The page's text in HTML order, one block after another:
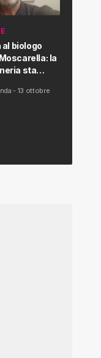
biologo
la
sta
- 13 ottobre